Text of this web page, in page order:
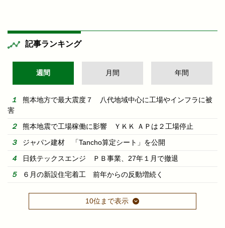
記事ランキング
週間 月間 年間
熊本地方で最大震度７ 八代地域中心に工場やインフラに被
害
熊本地震で工場稼働に影響 ＹＫＫ ＡＰは２工場停止
ジャパン建材 「Tancho算定シート」を公開
日鉄テックスエンジ ＰＢ事業、27年１月で撤退
６月の新設住宅着工 前年からの反動増続く
10位まで表示